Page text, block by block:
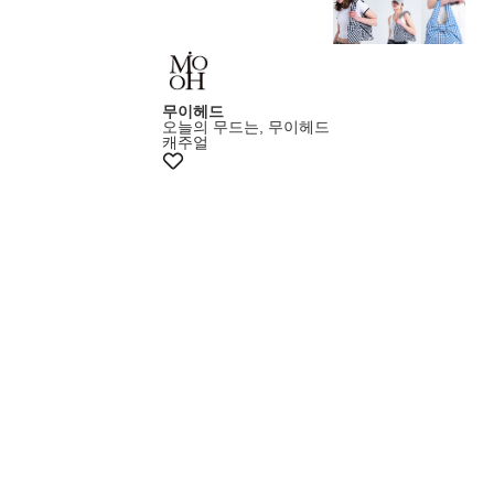
무이헤드
오늘의 무드는, 무이헤드
캐주얼